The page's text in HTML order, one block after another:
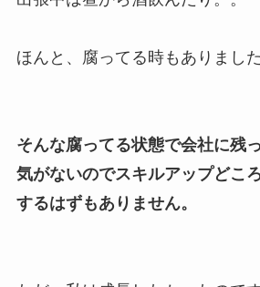
ほんと、腐ってる時もありました
そんな腐ってる状態で会社に残
気がないのでスキルアップどこ
するはずもありません。